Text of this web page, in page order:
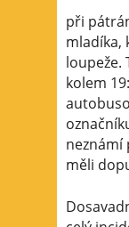
při
mladíka,
loupeže.
kolem
neznámí
měli